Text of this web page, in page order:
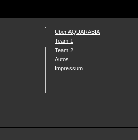
Über AQUARABIA
Team 1
Team 2
Autos
Impressum